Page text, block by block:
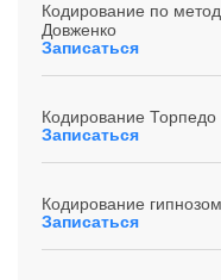
Кодирование по
Довженко
Записаться
Кодирование Торпедо
Записаться
Кодирование гипнозом
Записаться